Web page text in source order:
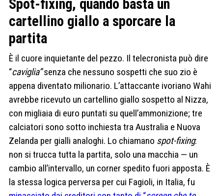
Spot-fixing, quando basta un
cartellino giallo a sporcare la
partita
È il cuore inquietante del pezzo. Il telecronista può dire
“caviglia”senza che nessuno sospetti che suo zio è
appena diventato milionario. L’attaccante ivoriano Wahi
avrebbe ricevuto un cartellino giallo sospetto al Nizza,
con migliaia di euro puntati su quell’ammonizione; tre
calciatori sono sotto inchiesta tra Australia e Nuova
Zelanda per gialli analoghi. Lo chiamano spot-fixing:
non si trucca tutta la partita, solo una macchia — un
cambio all’intervallo, un corner spedito fuori apposta. È
la stessa logica perversa per cui Fagioli, in Italia, fu